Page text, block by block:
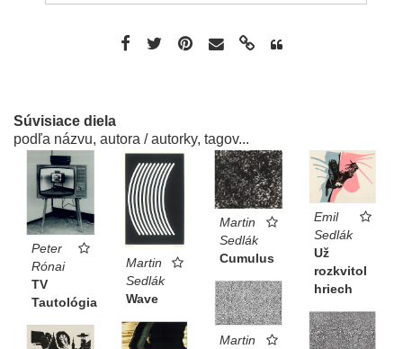
Súvisiace diela
podľa názvu, autora / autorky, tagov...
Peter
Rónai
TV
Tautológia
Martin
Sedlák
Wave
Martin
Sedlák
Cumulus
Emil
Sedlák
Už
rozkvitol
hriech
Martin